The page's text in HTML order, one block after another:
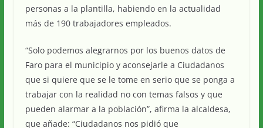
personas a la plantilla, habiendo en la actualidad
más de 190 trabajadores empleados.
“Solo podemos alegrarnos por los buenos datos de
Faro para el municipio y aconsejarle a Ciudadanos
que si quiere que se le tome en serio que se ponga a
trabajar con la realidad no con temas falsos y que
pueden alarmar a la población”, afirma la alcaldesa,
que añade: “Ciudadanos nos pidió que